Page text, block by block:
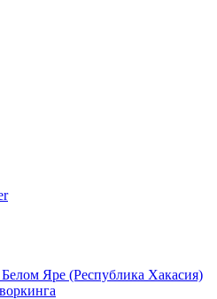
Яре (Республика Хакасия)